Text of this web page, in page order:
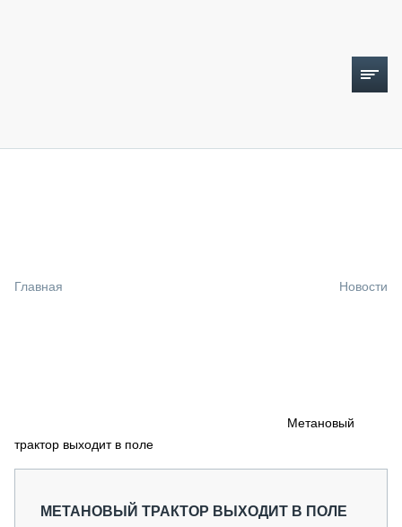
СПЕЦПРОЕКТЫ
О ПРОЕКТЕ
Главная Новости
Метановый
трактор выходит в поле
МЕТАНОВЫЙ ТРАКТОР ВЫХОДИТ В ПОЛЕ